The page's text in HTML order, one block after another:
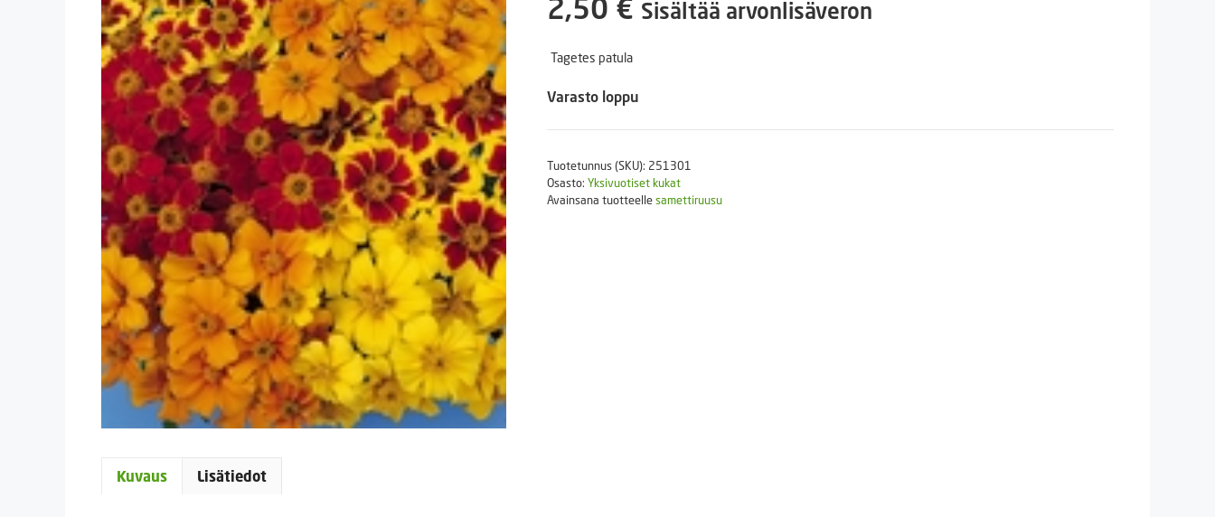
Puutarhatyökalut
2,50 € Sisältää arvonlisäveron
Tagetes patula
Varasto loppu
Tuotetunnus (SKU): 251301
Osasto: Yksivuotiset kukat
Avainsana tuotteellesamettiruusu
Kuvaus Lisätiedot